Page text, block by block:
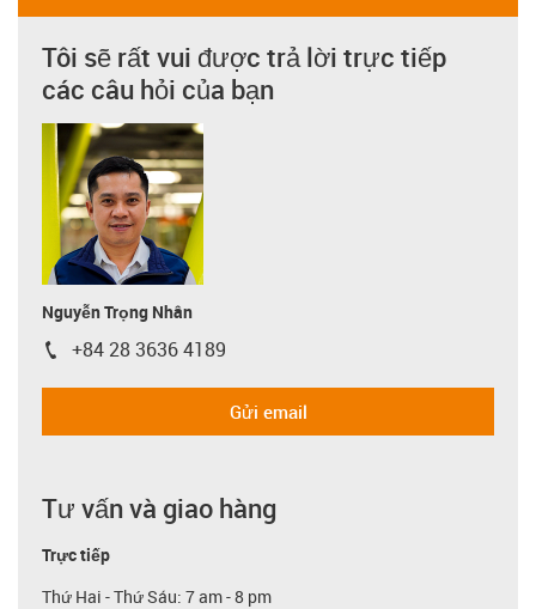
Tôi sẽ rất vui được trả lời trực tiếp
các câu hỏi của bạn
Nguyễn Trọng Nhân
igus-icon-phone
+84 28 3636 4189
Gửi email
Tư vấn và giao hàng
Trực tiếp
Thứ Hai - Thứ Sáu: 7 am - 8 pm